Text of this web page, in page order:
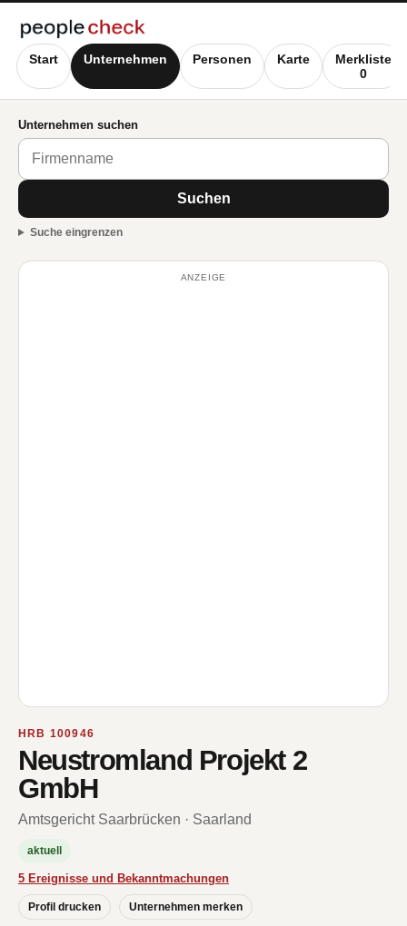
Start Unternehmen Personen Karte
Merkliste
0
Unternehmen suchen
Suchen
Suche eingrenzen
ANZEIGE
HRB 100946
Neustromland Projekt 2
GmbH
Amtsgericht Saarbrücken · Saarland
aktuell
5 Ereignisse und Bekanntmachungen
Profil drucken Unternehmen merken